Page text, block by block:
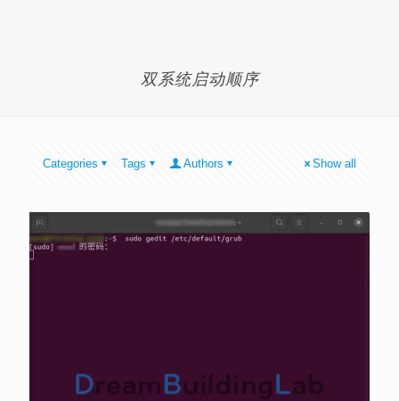
双系统启动顺序
Categories Tags Authors Show all